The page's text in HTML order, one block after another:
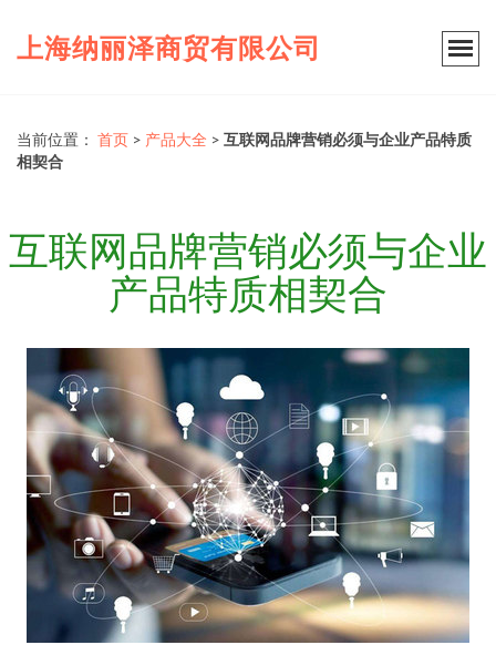
上海纳丽泽商贸有限公司
当前位置： 首页 > 产品大全 > 互联网品牌营销必须与企业产品特质
相契合
互联网品牌营销必须与企业
产品特质相契合